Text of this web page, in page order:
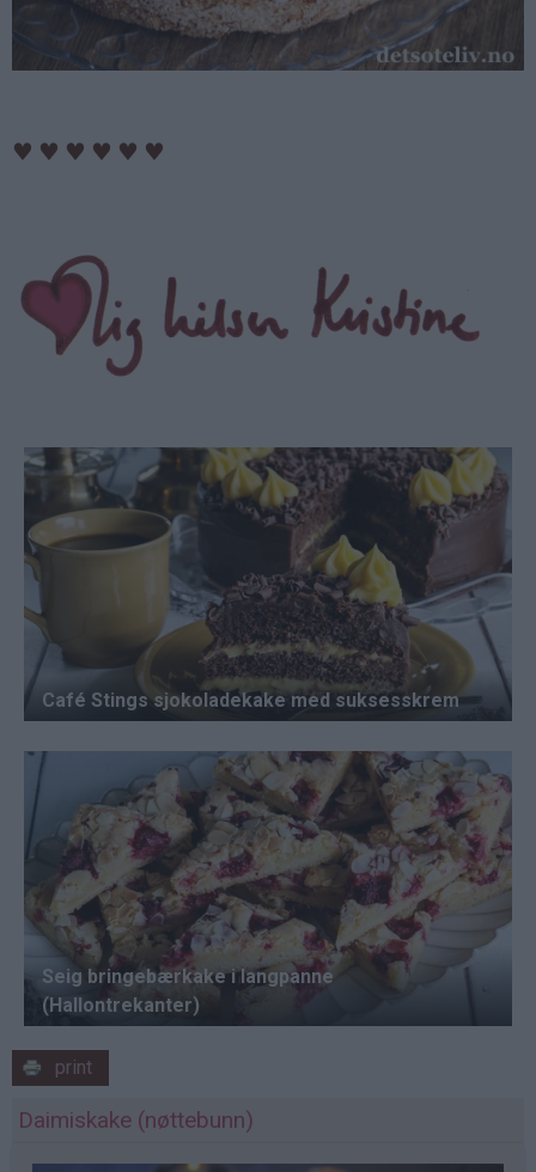
♥ ♥ ♥ ♥ ♥ ♥
print
Daimiskake (nøttebunn)